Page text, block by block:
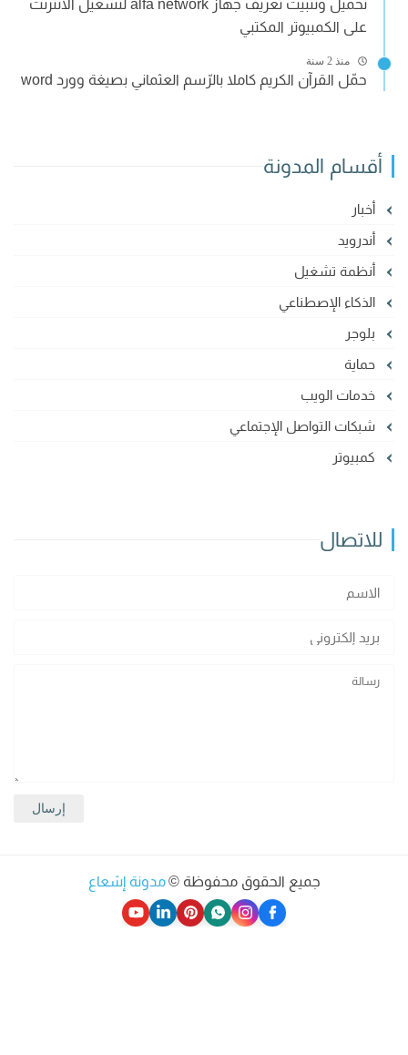
تحميل وتثبيت تعريف جهاز alfa network لتشغيل الانترنت
على الكمبيوتر المكتبي
منذ 2 سنة
حمّل القرآن الكريم كاملا بالرّسم العثماني بصيغة وورد word
أقسام المدونة
أخبار
أندرويد
أنظمة تشغيل
الذكاء الإصطناعي
بلوجر
حماية
خدمات الويب
شبكات التواصل الإجتماعي
كمبيوتر
للاتصال
جميع الحقوق محفوظة © مدونة إشعاع